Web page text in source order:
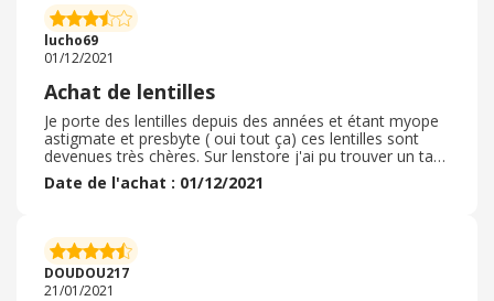
rapport à d'autres sites sur ce produit. Nul doute que je
repasserai par ce prestataire pour une commande
future.
lucho69
01/12/2021
Achat de lentilles
Je porte des lentilles depuis des années et étant myope
astigmate et presbyte ( oui tout ça) ces lentilles sont
devenues très chères. Sur lenstore j'ai pu trouver un tarif
intéressant par rapport aux opticiens conventionnels.
Malheureusement le délai de livraison est très long (
client ils ont été très réactifs et m'on même proposé
une petite réduction à valoir lors de ma prochaine
commande. Je recommande vivement ce site
Date de l'achat : 01/12/2021
DOUDOU217
21/01/2021